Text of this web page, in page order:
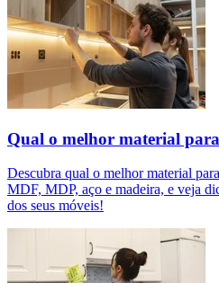
Qual o melhor material
Descubra qual o melhor material
MDF, MDP, aço e madeira, e veja
dos seus móveis!